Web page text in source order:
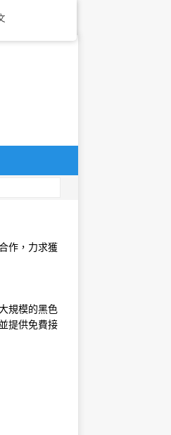
作，力求獲
規模的黑色
提供免費接